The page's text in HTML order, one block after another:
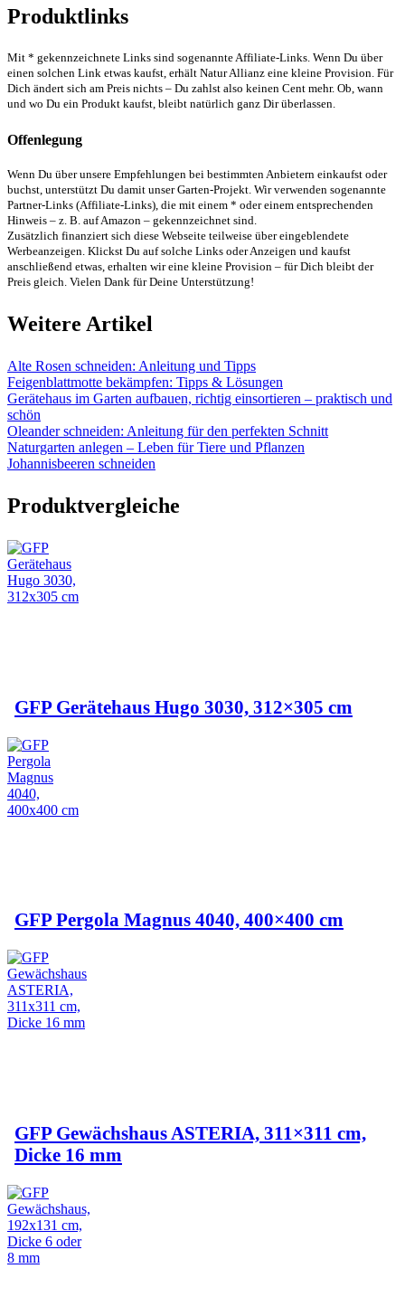
Produktlinks
Mit * gekennzeichnete Links sind sogenannte Affiliate-Links. Wenn Du über
einen solchen Link etwas kaufst, erhält Natur Allianz eine kleine Provision. Für
Dich ändert sich am Preis nichts – Du zahlst also keinen Cent mehr. Ob, wann
und wo Du ein Produkt kaufst, bleibt natürlich ganz Dir überlassen.
Offenlegung
Wenn Du über unsere Empfehlungen bei bestimmten Anbietern einkaufst oder
buchst, unterstützt Du damit unser Garten-Projekt. Wir verwenden sogenannte
Partner-Links (Affiliate-Links), die mit einem * oder einem entsprechenden
Hinweis – z. B. auf Amazon – gekennzeichnet sind.
Zusätzlich finanziert sich diese Webseite teilweise über eingeblendete
Werbeanzeigen. Klickst Du auf solche Links oder Anzeigen und kaufst
anschließend etwas, erhalten wir eine kleine Provision – für Dich bleibt der
Preis gleich. Vielen Dank für Deine Unterstützung!
Weitere Artikel
Alte Rosen schneiden: Anleitung und Tipps
Feigenblattmotte bekämpfen: Tipps & Lösungen
Gerätehaus im Garten aufbauen, richtig einsortieren – praktisch und
schön
Oleander schneiden: Anleitung für den perfekten Schnitt
Naturgarten anlegen – Leben für Tiere und Pflanzen
Johannisbeeren schneiden
Produktvergleiche
GFP Gerätehaus Hugo 3030, 312×305 cm
GFP Pergola Magnus 4040, 400×400 cm
GFP Gewächshaus ASTERIA, 311×311 cm,
Dicke 16 mm